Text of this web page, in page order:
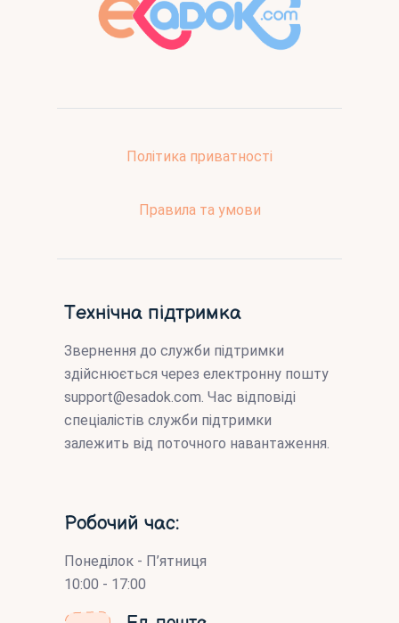
Політика приватності
Правила та умови
Технічна підтримка
Звернення до служби підтримки
здійснюється через електронну пошту
support@esadok.com. Час відповіді
спеціалістів служби підтримки
залежить від поточного навантаження.
Робочий час:
Понеділок - П’ятниця
10:00 - 17:00